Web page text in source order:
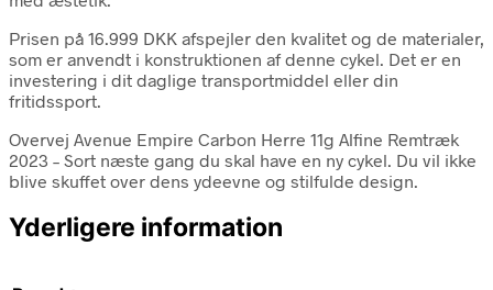
Prisen på 16.999 DKK afspejler den kvalitet og de materialer,
som er anvendt i konstruktionen af denne cykel. Det er en
investering i dit daglige transportmiddel eller din
fritidssport.
Overvej Avenue Empire Carbon Herre 11g Alfine Remtræk
2023 – Sort næste gang du skal have en ny cykel. Du vil ikke
blive skuffet over dens ydeevne og stilfulde design.
Yderligere information